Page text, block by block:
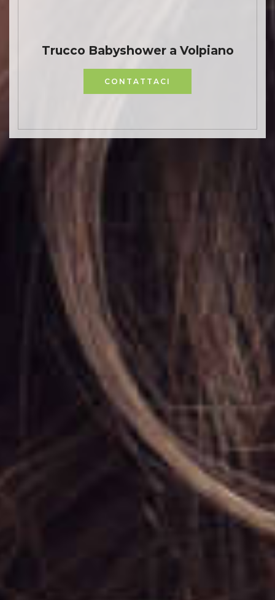
Trucco Babyshower a Volpiano
CONTATTACI